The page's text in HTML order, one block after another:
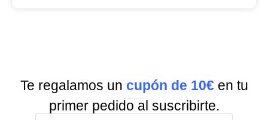
Te regalamos un cupón de 10€ en tu
primer pedido al suscribirte.